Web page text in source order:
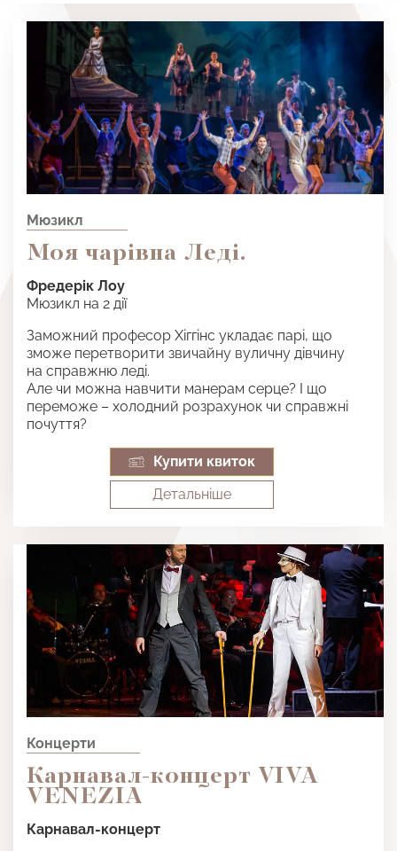
Мюзикл
Моя чарівна Леді.
Фредерік Лоу
Мюзикл на 2 дії
Заможний професор Хіггінс укладає парі, що
зможе перетворити звичайну вуличну дівчину
на справжню леді.
Але чи можна навчити манерам серце? І що
переможе – холодний розрахунок чи справжні
почуття?
Купити квиток
Детальнiше
Концерти
Карнавал-концерт VIVA
VENEZIA
Карнавал-концерт